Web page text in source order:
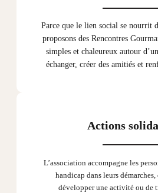
Parce que le lien social se nourrit
proposons des Rencontres
simples et chaleureux autour
échanger, créer des amitiés et
Actions
L’association accompagne les
handicap dans leurs démarches,
développer une activité ou de